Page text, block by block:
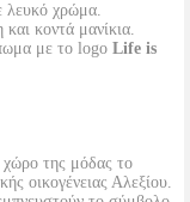
λευκό χρώμα.
κοντά μανίκια.
με το logo Life is
χώρο της μόδας το
οικογένειας Αλεξίου.